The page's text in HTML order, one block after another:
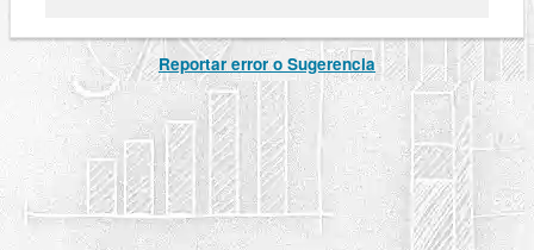
Reportar error o Sugerencia